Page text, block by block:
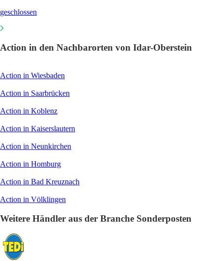
geschlossen
Action in den Nachbarorten von Idar-Oberstein
Action in Wiesbaden
Action in Saarbrücken
Action in Koblenz
Action in Kaiserslautern
Action in Neunkirchen
Action in Homburg
Action in Bad Kreuznach
Action in Völklingen
Weitere Händler aus der Branche Sonderposten